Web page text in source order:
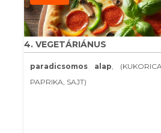
4. VEGETÁRIÁNUS
paradicsomos alap,
PAPRIKA, SAJT)